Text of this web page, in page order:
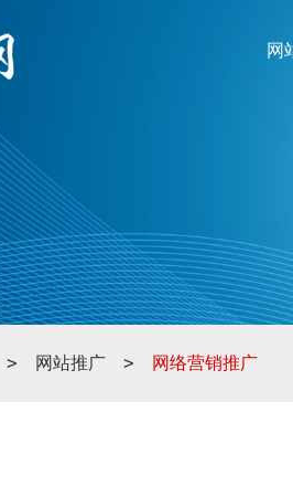
网
> 网站推广 > 网络营销推广